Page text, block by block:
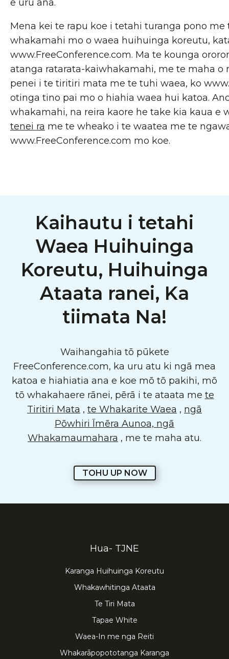
e uru ana.
Mena kei te rapu koe i tetahi turanga pono
whakamahi mo o waea huihuinga koreutu,
www.FreeConference.com. Ma te kounga
atanga ratarata-kaiwhakamahi, me te maha o
penei i te tiritiri mata me te tuhi waea, ko
otinga tino pai mo o hiahia waea hui katoa.
whakamahi, na reira kaore he take kia kaua e
tenei ra me te wheako i te waatea me te
www.FreeConference.com mo koe.
Kaihautu i tetahi
Waea Huihuinga
Koreutu, Huihuinga
Ataata ranei, Ka
tiimata Na!
Waihangahia tō pūkete
FreeConference.com, ka uru atu ki ngā mea
katoa e hiahiatia ana e koe mō tō pakihi, mō
tō whakahaere rānei, pērā i te ataata me te
Tiritiri Mata , te Whakarite Waea , ngā
Pōwhiri Īmēra Aunoa, ngā
Whakamaumahara , me te maha atu.
TOHU UP NOW
Hua- TJNE
Karanga Huihuinga Koreutu
Whakawhitinga Ataata
Te Tiri Mata
Tapae White
Waea-In me nga Reiti
Whakarāpopototanga Karanga